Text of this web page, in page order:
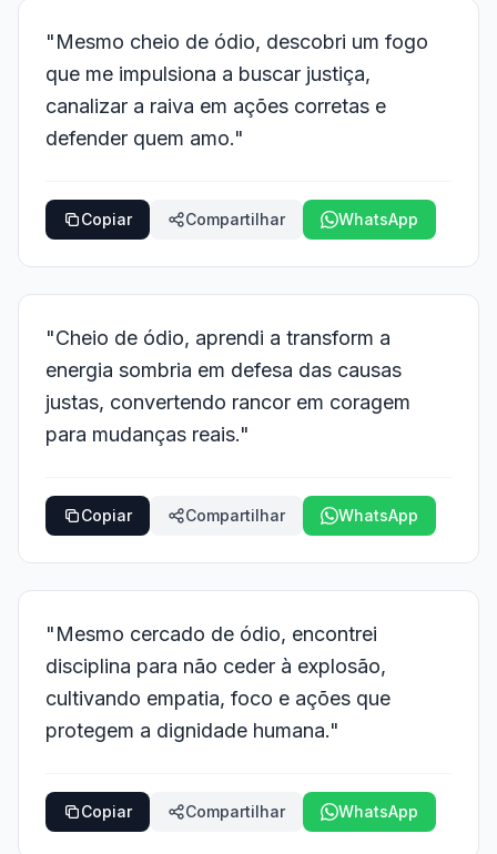
"Mesmo cheio de ódio, descobri um fogo
que me impulsiona a buscar justiça,
canalizar a raiva em ações corretas e
defender quem amo."
Copiar Compartilhar WhatsApp
"Cheio de ódio, aprendi a transform a
energia sombria em defesa das causas
justas, convertendo rancor em coragem
para mudanças reais."
Copiar Compartilhar WhatsApp
"Mesmo cercado de ódio, encontrei
disciplina para não ceder à explosão,
cultivando empatia, foco e ações que
protegem a dignidade humana."
Copiar Compartilhar WhatsApp